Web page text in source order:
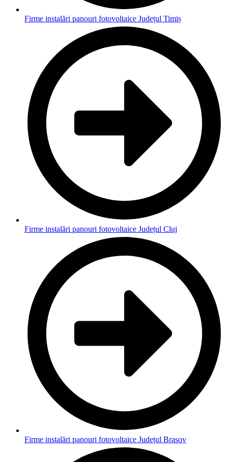
Firme instalări panouri fotovoltaice Județul Timiș
Firme instalări panouri fotovoltaice Județul Cluj
Firme instalări panouri fotovoltaice Județul Brasov